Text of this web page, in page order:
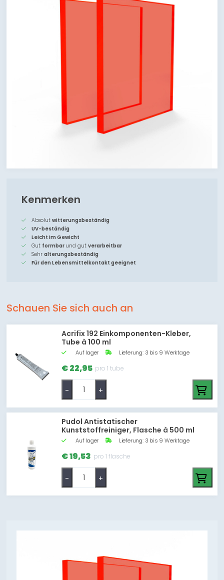
Kenmerken
Absolutwitterungsbeständig
UV-beständig
Leicht im Gewicht
Gut formbar und gutverarbeitbar
Sehralterungsbeständig
Für den Lebensmittelkontakt geeignet
Schauen Sie sich auch an
Acrifix 192 Einkomponenten-Kleber,
Tube à 100 ml
Auf lager Lieferung: 3 bis 9 Werktage
€ 22,95 pro 1 tube
- +
Pudol Antistatischer
Kunststoffreiniger, Flasche à 500 ml
Auf lager Lieferung: 3 bis 9 Werktage
€ 19,53 pro 1 flasche
- +